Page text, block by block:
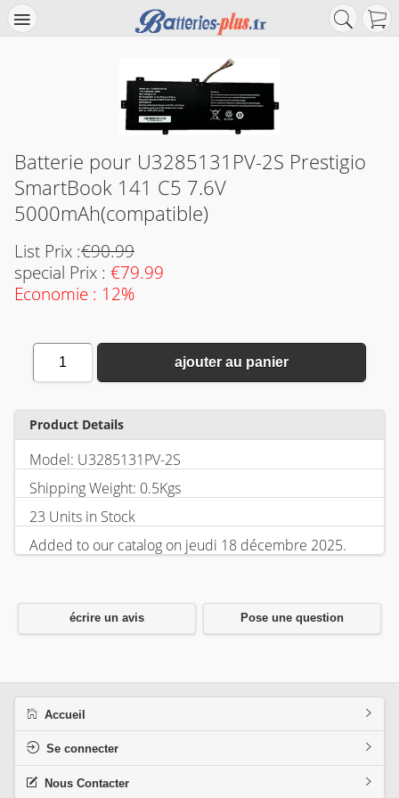
Batterie pour U3285131PV-2S Prestigio
SmartBook 141 C5 7.6V
5000mAh(compatible)
List Prix :€90.99
special Prix : €79.99
Economie : 12%
1 ajouter au panier
Product Details
Model: U3285131PV-2S
Shipping Weight: 0.5Kgs
23 Units in Stock
Added to our catalog on jeudi 18 décembre 2025.
écrire un avis Pose une question
Accueil
Se connecter
Nous Contacter